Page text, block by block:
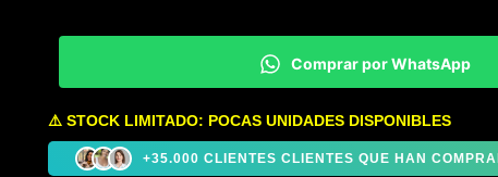
Comprar por WhatsApp
⚠️ STOCK LIMITADO: POCAS UNIDADES DISPONIBLES
+35.000 CLIENTES CLIENTES QUE HAN